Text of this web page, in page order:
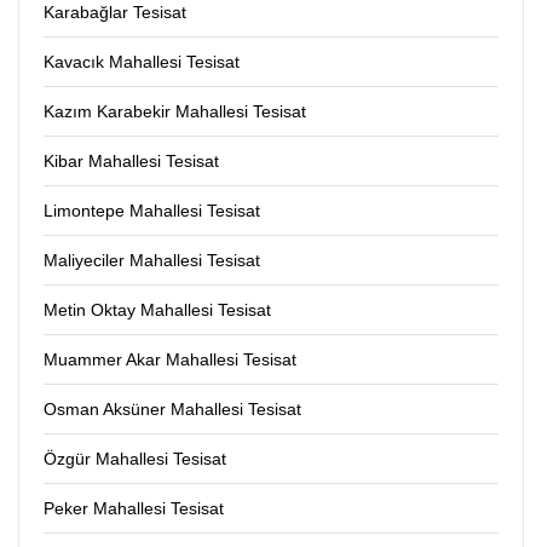
Karabağlar Tesisat
Kavacık Mahallesi Tesisat
Kazım Karabekir Mahallesi Tesisat
Kibar Mahallesi Tesisat
Limontepe Mahallesi Tesisat
Maliyeciler Mahallesi Tesisat
Metin Oktay Mahallesi Tesisat
Muammer Akar Mahallesi Tesisat
Osman Aksüner Mahallesi Tesisat
Özgür Mahallesi Tesisat
Peker Mahallesi Tesisat